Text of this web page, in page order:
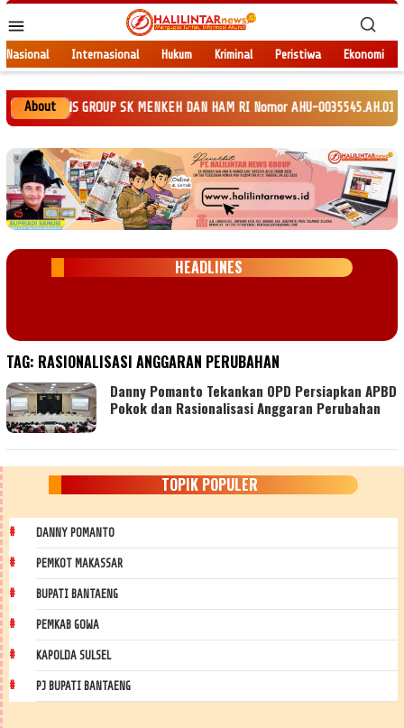
ke
kontenMobile
Nasional Internasional Hukum Kriminal Peristiwa Ekonomi
About
NEWS GROUP SK MENKEH DAN HAM RI Nomor AHU-
HEADLINES
TAG: RASIONALISASI ANGGARAN PERUBAHAN
Danny Pomanto Tekankan OPD Persiapkan APBD
Pokok dan Rasionalisasi Anggaran Perubahan
TOPIK POPULER
DANNY POMANTO
PEMKOT MAKASSAR
BUPATI BANTAENG
PEMKAB GOWA
KAPOLDA SULSEL
PJ BUPATI BANTAENG